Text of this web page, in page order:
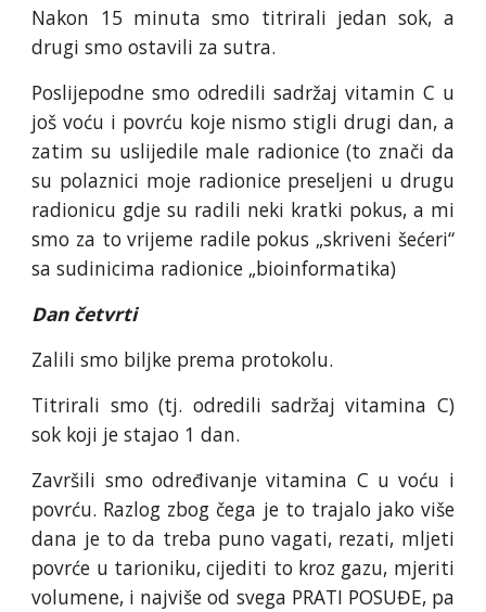
Nakon 15 minuta smo titrirali jedan sok, a
drugi smo ostavili za sutra.
Poslijepodne smo odredili sadržaj vitamin C u
još voću i povrću koje nismo stigli drugi dan, a
zatim su uslijedile male radionice (to znači da
su polaznici moje radionice preseljeni u drugu
radionicu gdje su radili neki kratki pokus, a mi
smo za to vrijeme radile pokus „skriveni šećeri“
sa sudinicima radionice „bioinformatika)
Dan četvrti
Zalili smo biljke prema protokolu.
Titrirali smo (tj. odredili sadržaj vitamina C)
sok koji je stajao 1 dan.
Završili smo određivanje vitamina C u voću i
povrću. Razlog zbog čega je to trajalo jako više
dana je to da treba puno vagati, rezati, mljeti
povrće u tarioniku, cijediti to kroz gazu, mjeriti
volumene, i najviše od svega PRATI POSUĐE, pa